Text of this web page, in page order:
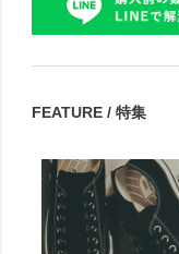
FEATURE / 特集